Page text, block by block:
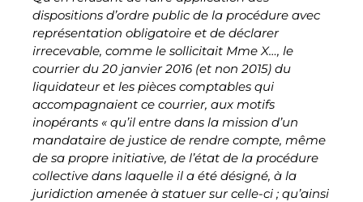
dispositions d’ordre public de la procédure avec
représentation obligatoire et de déclarer
irrecevable, comme le sollicitait Mme X…, le
courrier du 20 janvier 2016 (et non 2015) du
liquidateur et les pièces comptables qui
accompagnaient ce courrier, aux motifs
inopérants « qu’il entre dans la mission d’un
mandataire de justice de rendre compte, même
de sa propre initiative, de l’état de la procédure
collective dans laquelle il a été désigné, à la
juridiction amenée à statuer sur celle-ci ; qu’ainsi